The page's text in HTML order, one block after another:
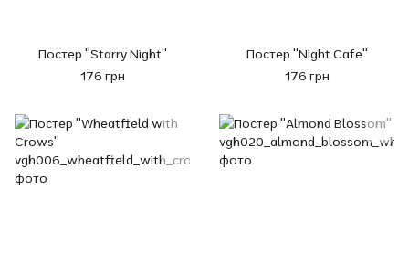
Постер "Starry Night"
176 грн
Постер "Night Cafe"
176 грн